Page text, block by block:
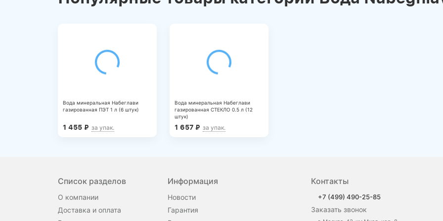
ELEMENT_ID=32295
Вода минеральная Набеглави
газированная ПЭТ 1 л (6 штук)
1 455 ₽ за упак.
Вода минеральная Набеглави
газированная СТЕКЛО 0.5 л (12
штук)
1 657 ₽ за упак.
Список разделов
О компании
Доставка и оплата
Информация
Новости
Гарантия
Контакты
+7 (499) 490-25-85
Заказать звонок